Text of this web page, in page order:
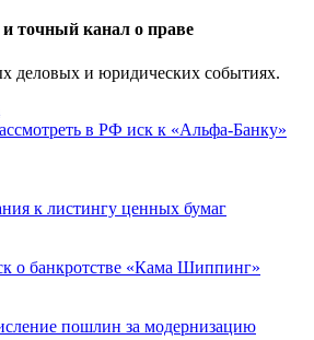
точный канал о праве
деловых и юридических событиях.
в РФ иск к «Альфа-Банку»
к листингу ценных бумаг
о банкротстве «Кама Шиппинг»
пошлин за модернизацию